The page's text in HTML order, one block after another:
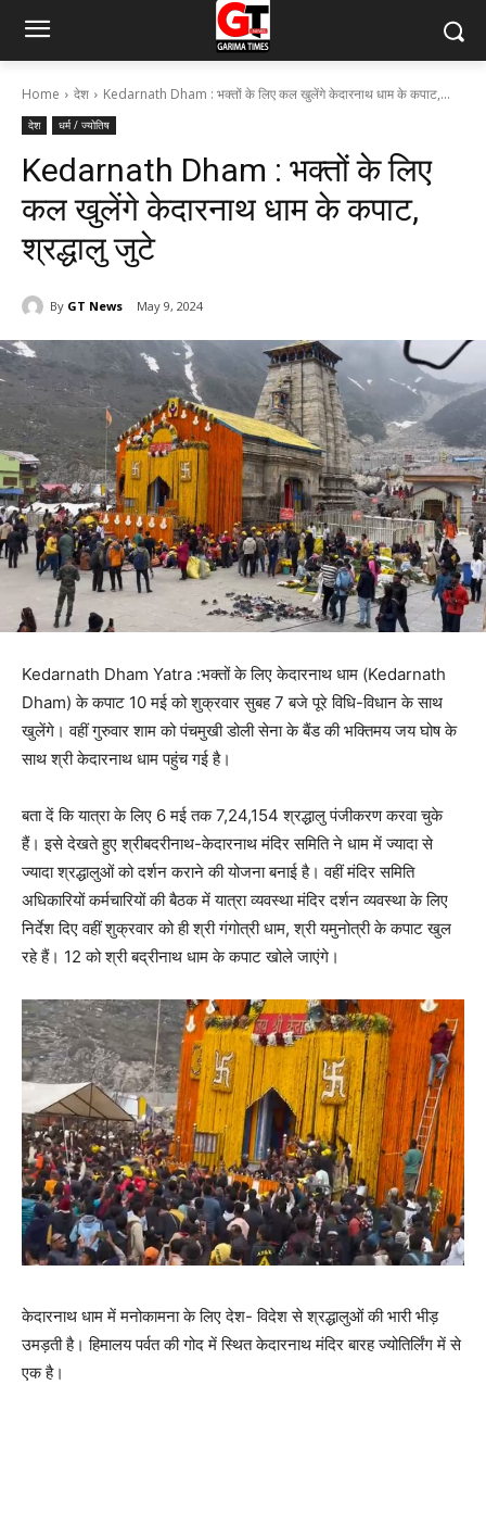
Home देश Kedarnath Dham : भक्तों के लिए कल खुलेंगे केदारनाथ धाम के कपाट,...
देश धर्म / ज्योतिष
Kedarnath Dham : भक्तों के लिए
कल खुलेंगे केदारनाथ धाम के कपाट,
श्रद्धालु जुटे
By GT News May 9, 2024
Kedarnath Dham Yatra :भक्तों के लिए केदारनाथ धाम (Kedarnath
Dham) के कपाट 10 मई को शुक्रवार सुबह 7 बजे पूरे विधि-विधान के साथ
खुलेंगे। वहीं गुरुवार शाम को पंचमुखी डोली सेना के बैंड की भक्तिमय जय घोष के
साथ श्री केदारनाथ धाम पहुंच गई है।
बता दें कि यात्रा के लिए 6 मई तक 7,24,154 श्रद्धालु पंजीकरण करवा चुके
हैं। इसे देखते हुए श्रीबदरीनाथ-केदारनाथ मंदिर समिति ने धाम में ज्यादा से
ज्यादा श्रद्धालुओं को दर्शन कराने की योजना बनाई है। वहीं मंदिर समिति
अधिकारियों कर्मचारियों की बैठक में यात्रा व्यवस्था मंदिर दर्शन व्यवस्था के लिए
निर्देश दिए वहीं शुक्रवार को ही श्री गंगोत्री धाम, श्री यमुनोत्री के कपाट खुल
रहे हैं। 12 को श्री बद्रीनाथ धाम के कपाट खोले जाएंगे।
केदारनाथ धाम में मनोकामना के लिए देश- विदेश से श्रद्धालुओं की भारी भीड़
उमड़ती है। हिमालय पर्वत की गोद में स्थित केदारनाथ मंदिर बारह ज्योतिर्लिंग में से
एक है।